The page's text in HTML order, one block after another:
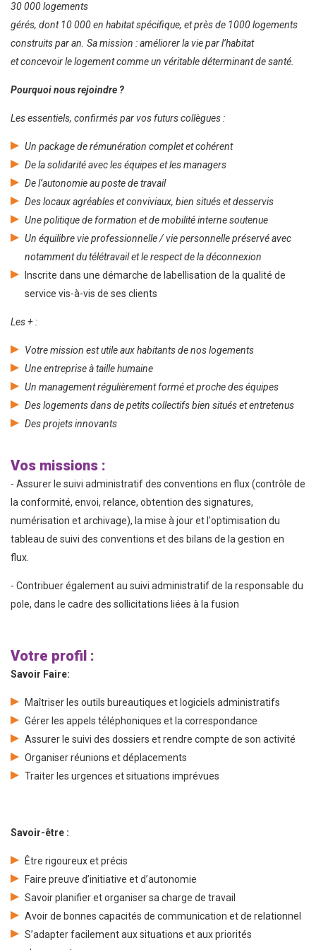
30 000 logements
gérés, dont 10 000 en habitat spécifique, et près de 1000 logements
construits par an. Sa mission : améliorer la vie par l’habitat
et concevoir le logement comme un véritable déterminant de santé.
Pourquoi nous rejoindre ?
Les essentiels, confirmés par vos futurs collègues :
Un package de rémunération complet et cohérent
De la solidarité avec les équipes et les managers
De l’autonomie au poste de travail
Des locaux agréables et conviviaux, bien situés et desservis
Une politique de formation et de mobilité interne soutenue
Un équilibre vie professionnelle / vie personnelle préservé avec
notamment du télétravail et le respect de la déconnexion
Inscrite dans une démarche de labellisation de la qualité de
service vis-à-vis de ses clients
Les + :
Votre mission est utile aux habitants de nos logements
Une entreprise à taille humaine
Un management régulièrement formé et proche des équipes
Des logements dans de petits collectifs bien situés et entretenus
Des projets innovants
Vos missions :
- Assurer le suivi administratif des conventions en flux (contrôle de
la conformité, envoi, relance, obtention des signatures,
numérisation et archivage), la mise à jour et l'optimisation du
tableau de suivi des conventions et des bilans de la gestion en
flux.
- Contribuer également au suivi administratif de la responsable du
pole, dans le cadre des sollicitations liées à la fusion
Votre profil :
Savoir Faire:
Maîtriser les outils bureautiques et logiciels administratifs
Gérer les appels téléphoniques et la correspondance
Assurer le suivi des dossiers et rendre compte de son activité
Organiser réunions et déplacements
Traiter les urgences et situations imprévues
Savoir-être :
Être rigoureux et précis
Faire preuve d’initiative et d’autonomie
Savoir planifier et organiser sa charge de travail
Avoir de bonnes capacités de communication et de relationnel
S’adapter facilement aux situations et aux priorités